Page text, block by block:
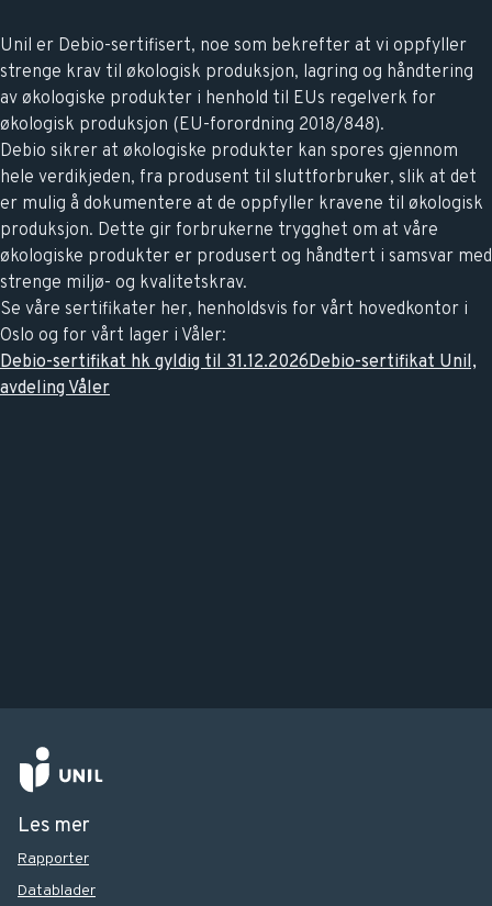
Unil er Debio-sertifisert, noe som bekrefter at vi oppfyller
strenge krav til økologisk produksjon, lagring og håndtering
av økologiske produkter i henhold til EUs regelverk for
økologisk produksjon (EU-forordning 2018/848).
Debio sikrer at økologiske produkter kan spores gjennom
hele verdikjeden, fra produsent til sluttforbruker, slik at det
er mulig å dokumentere at de oppfyller kravene til økologisk
produksjon. Dette gir forbrukerne trygghet om at våre
økologiske produkter er produsert og håndtert i samsvar med
strenge miljø- og kvalitetskrav.
Se våre sertifikater her, henholdsvis for vårt hovedkontor i
Oslo og for vårt lager i Våler:
Debio-sertifikat hk gyldig til 31.12.2026Debio-sertifikat Unil,
avdeling Våler
Les mer
Rapporter
Datablader